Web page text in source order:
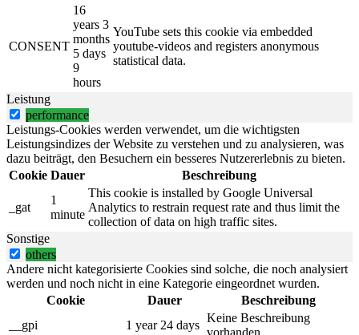
CONSENT
16
years 3
months
5 days
9
hours
YouTube sets this cookie via embedded
youtube-videos and registers anonymous
statistical data.
Leistung
performance
Leistungs-Cookies werden verwendet, um die wichtigsten
Leistungsindizes der Website zu verstehen und zu analysieren, was
dazu beiträgt, den Besuchern ein besseres Nutzererlebnis zu bieten.
Cookie Dauer Beschreibung
_gat
1
minute
This cookie is installed by Google Universal
Analytics to restrain request rate and thus limit the
collection of data on high traffic sites.
Sonstige
others
Andere nicht kategorisierte Cookies sind solche, die noch analysiert
werden und noch nicht in eine Kategorie eingeordnet wurden.
Cookie
Dauer
Beschreibung
__gpi
1 year 24 days
Keine Beschreibung
vorhanden.